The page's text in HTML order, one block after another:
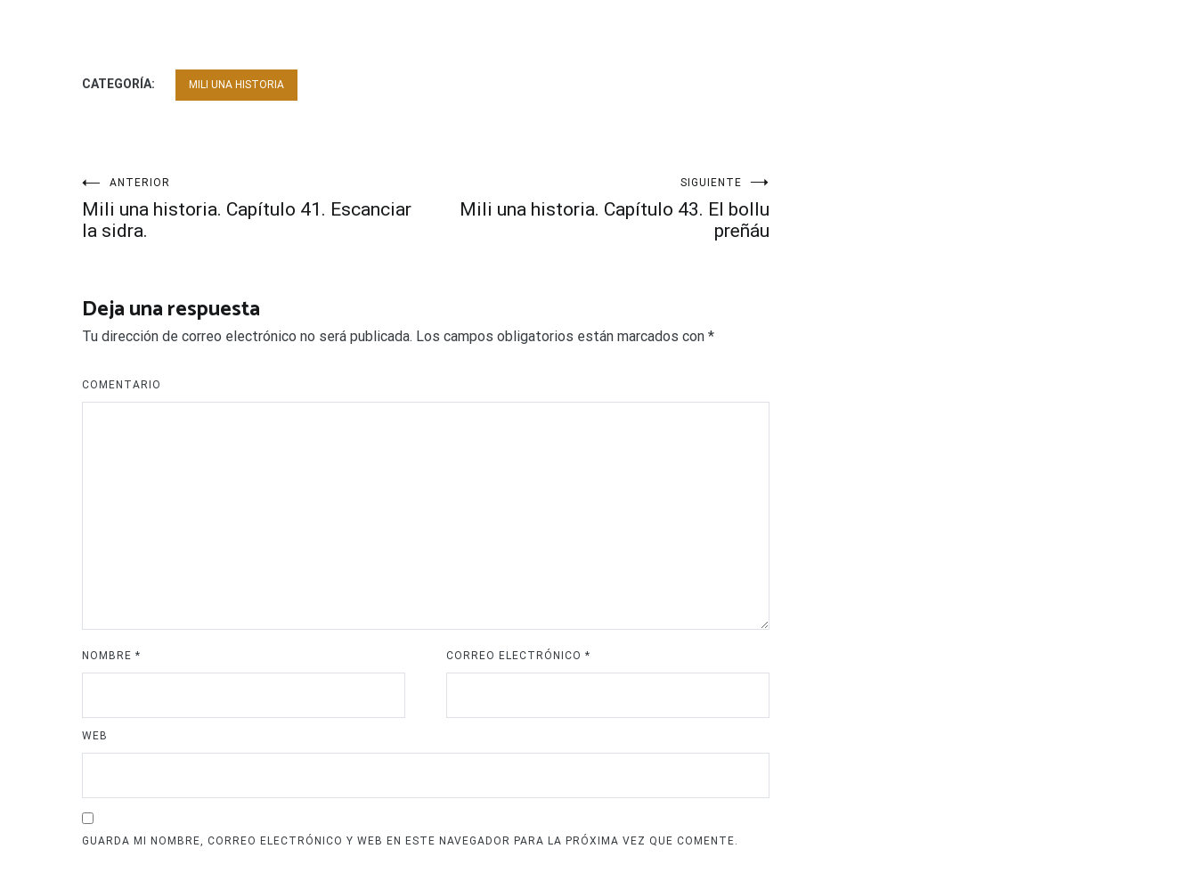
CATEGORÍA: MILI UNA HISTORIA
Navegación
de
entradas
ANTERIOR
Mili una historia. Capítulo 41. Escanciar
la sidra.
SIGUIENTE
Mili una historia. Capítulo 43. El bollu
preñáu
Deja una respuesta
Tu dirección de correo electrónico no será publicada. Los campos obligatorios están marcados con *
COMENTARIO
NOMBRE * CORREO ELECTRÓNICO*
WEB
GUARDA MI NOMBRE, CORREO ELECTRÓNICO Y WEB EN ESTE NAVEGADOR PARA LA PRÓXIMA VEZ QUE COMENTE.